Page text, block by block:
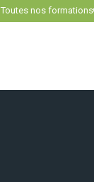
Toutes nos formations